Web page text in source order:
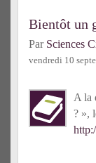
Bientôt un
Par Sciences
vendredi 10
A la
? »,